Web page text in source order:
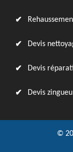
Devis
Devis
Devis
©